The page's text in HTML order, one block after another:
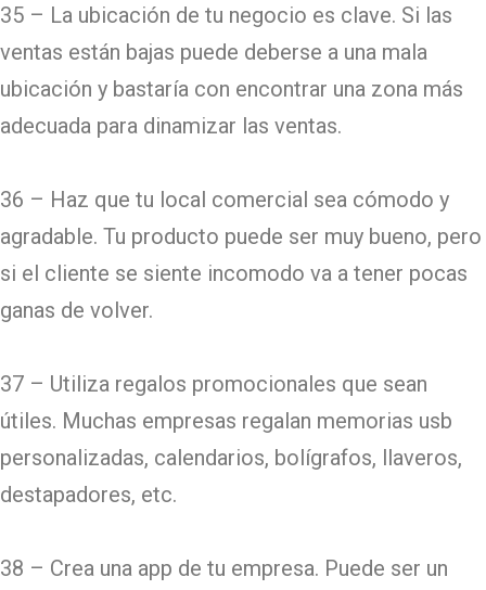
35 – La ubicación de tu negocio es clave. Si las
ventas están bajas puede deberse a una mala
ubicación y bastaría con encontrar una zona más
adecuada para dinamizar las ventas.
36 – Haz que tu local comercial sea cómodo y
agradable. Tu producto puede ser muy bueno, pero
si el cliente se siente incomodo va a tener pocas
ganas de volver.
37 – Utiliza regalos promocionales que sean
útiles. Muchas empresas regalan memorias usb
personalizadas, calendarios, bolígrafos, llaveros,
destapadores, etc.
38 – Crea una app de tu empresa. Puede ser un